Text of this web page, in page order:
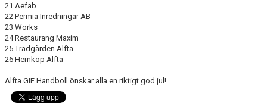
21 Aefab
22 Permia Inredningar AB
23 Works
24 Restaurang Maxim
25 Trädgården Alfta
26 Hemköp Alfta
Alfta GIF Handboll önskar alla en riktigt god jul!